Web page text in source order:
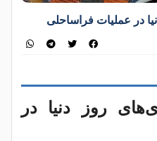
در عملیات فراساحلی
روز دنیا در